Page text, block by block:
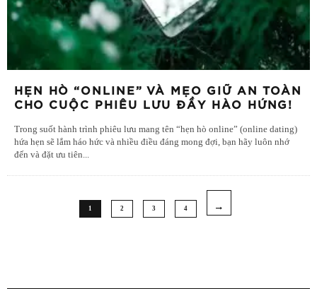
HẸN HÒ “ONLINE” VÀ MẸO GIỮ AN TOÀN
CHO CUỘC PHIÊU LƯU ĐẦY HÀO HỨNG!
Trong suốt hành trình phiêu lưu mang tên “hẹn hò online” (online dating)
hứa hẹn sẽ lắm háo hức và nhiều điều đáng mong đợi, bạn hãy luôn nhớ
đến và đặt ưu tiên
1 2 3 4